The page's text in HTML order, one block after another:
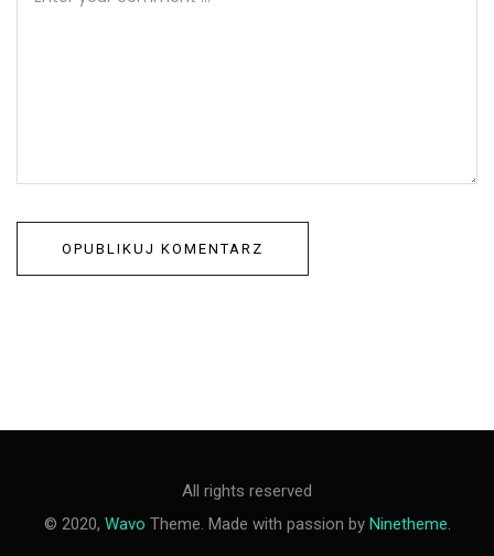
All rights reserved
© 2020, Wavo Theme. Made with passion by Ninetheme.